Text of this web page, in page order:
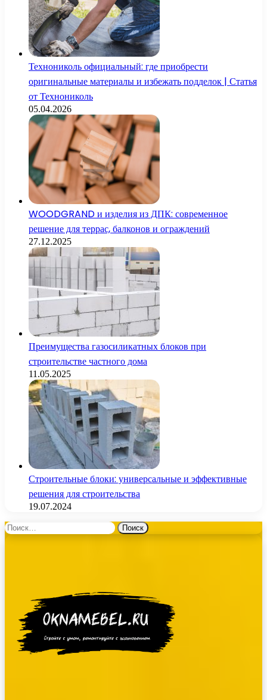
Технониколь официальный: где приобрести
оригинальные материалы и избежать подделок | Статья
от Технониколь
05.04.2026
WOODGRAND и изделия из ДПК: современное
решение для террас, балконов и ограждений
27.12.2025
Преимущества газосиликатных блоков при
строительстве частного дома
11.05.2025
Строительные блоки: универсальные и эффективные
решения для строительства
19.07.2024
Найти: